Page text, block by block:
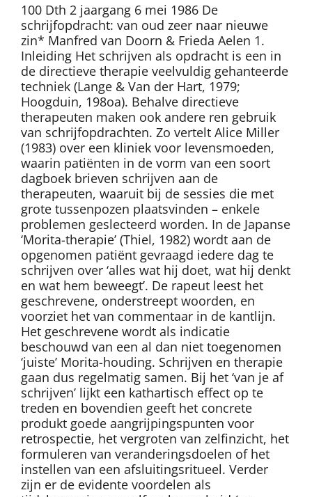
100 Dth 2 jaargang 6 mei 1986 De
schrijfopdracht: van oud zeer naar nieuwe
zin* Manfred van Doorn & Frieda Aelen 1.
Inleiding Het schrijven als opdracht is een in
de directieve therapie veelvuldig gehanteerde
techniek (Lange & Van der Hart, 1979;
Hoogduin, 198oa). Behalve directieve
therapeuten maken ook andere ren gebruik
van schrijfopdrachten. Zo vertelt Alice Miller
(1983) over een kliniek voor levensmoeden,
waarin patiënten in de vorm van een soort
dagboek brieven schrijven aan de
therapeuten, waaruit bij de sessies die met
grote tussenpozen plaatsvinden – enkele
problemen geslecteerd worden. In de Japanse
‘Morita-therapie’ (Thiel, 1982) wordt aan de
opgenomen patiënt gevraagd iedere dag te
schrijven over ‘alles wat hij doet, wat hij denkt
en wat hem beweegt’. De rapeut leest het
geschrevene, onderstreept woorden, en
voorziet het van commentaar in de kantlijn.
Het geschrevene wordt als indicatie
beschouwd van een al dan niet toegenomen
‘juiste’ Morita-houding. Schrijven en therapie
gaan dus regelmatig samen. Bij het ‘van je af
schrijven’ lijkt een kathartisch effect op te
treden en bovendien geeft het concrete
produkt goede aangrijpingspunten voor
retrospectie, het vergroten van zelfinzicht, het
formuleren van veranderingsdoelen of het
instellen van een afsluitingsritueel. Verder
zijn er de evidente voordelen als